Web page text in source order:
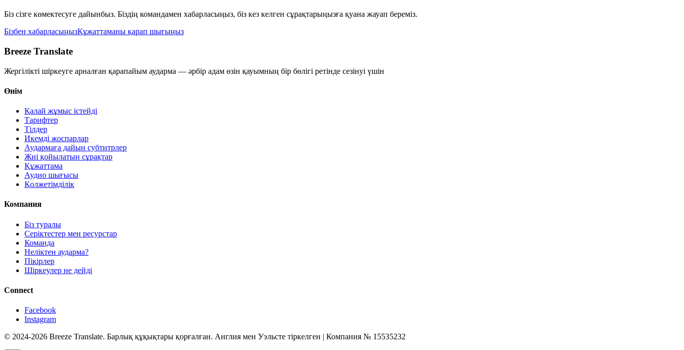
Біз сізге көмектесуге дайынбыз. Біздің командамен хабарласыңыз, біз кез келген сұрақтарыңызға қуана жауап береміз.
Бізбен хабарласыңызҚұжаттаманы қарап шығыңыз
Breeze Translate
Жергілікті шіркеуге арналған қарапайым аударма — әрбір адам өзін қауымның бір бөлігі ретінде сезінуі үшін
Өнім
Қалай жұмыс істейді
Тарифтер
Тілдер
Икемді жоспарлар
Аудармаға дайын субтитрлер
Жиі қойылатын сұрақтар
Құжаттама
Аудио шығысы
Қолжетімділік
Компания
Біз туралы
Серіктестер мен ресурстар
Команда
Неліктен аударма?
Пікірлер
Шіркеулер не дейді
Connect
Facebook
Instagram
© 2024-2026 Breeze Translate. Барлық құқықтары қорғалған. Англия мен Уэльсте тіркелген | Компания № 15535232